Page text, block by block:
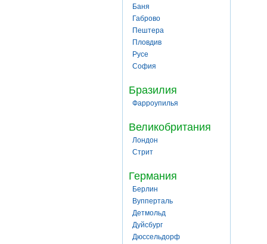
Баня
Габрово
Пештера
Пловдив
Русе
София
Бразилия
Фарроупилья
Великобритания
Лондон
Стрит
Германия
Берлин
Вупперталь
Детмольд
Дуйсбург
Дюссельдорф